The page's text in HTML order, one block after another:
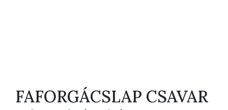
FAFORGÁCSLAP CSAVAR